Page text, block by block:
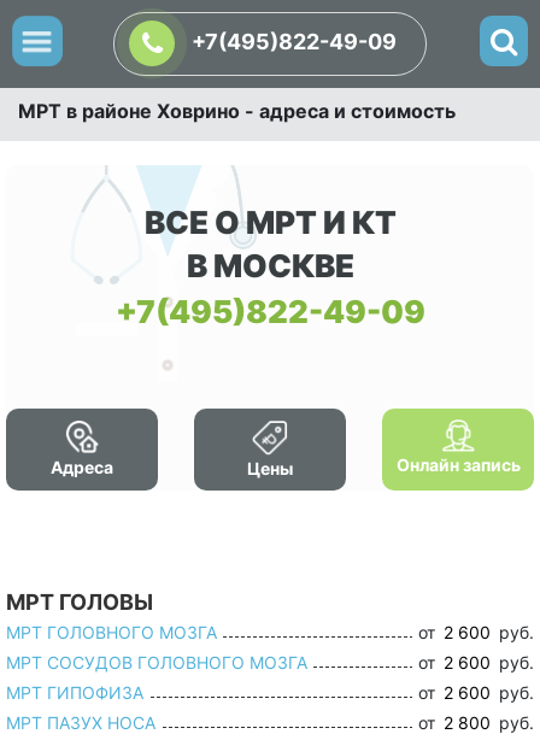
+7(495)822-49-09
МРТ в районе Ховрино - адреса и стоимость
ВСЕ О МРТ И КТ
В МОСКВЕ
+7(495)822-49-09
Адреса Цены Онлайн запись
МРТ ГОЛОВЫ
МРТ ГОЛОВНОГО МОЗГА от 2 600 руб.
МРТ СОСУДОВ ГОЛОВНОГО МОЗГА
от 2 600 руб.
МРТ ГИПОФИЗА
от 2 600 руб.
МРТ ПАЗУХ НОСА
от 2 800 руб.